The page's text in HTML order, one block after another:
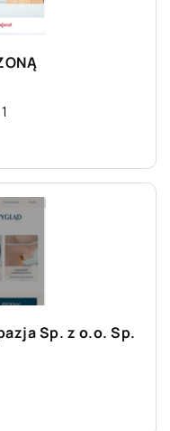
Sp. z o.o. Sp.